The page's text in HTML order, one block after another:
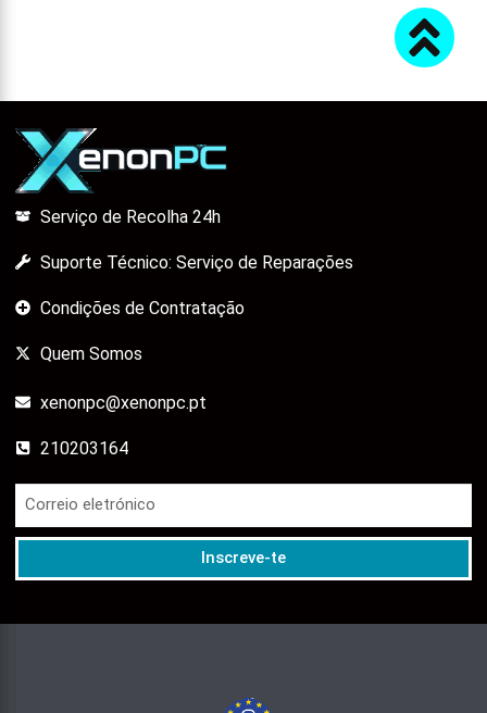
Serviço de Recolha 24h
Suporte Técnico: Serviço de Reparações
Condições de Contratação
Quem Somos
xenonpc@xenonpc.pt
210203164
Inscreve-te